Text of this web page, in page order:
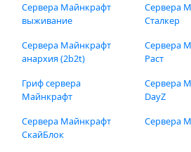
Сервера Майнкрафт
выживание
Сервера Майнкрафт
анархия (2b2t)
Гриф сервера
Майнкрафт
Сервера Майнкрафт
СкайБлок
Сервера
Сталкер
Сервера
Раст
Сервера
DayZ
Сервера